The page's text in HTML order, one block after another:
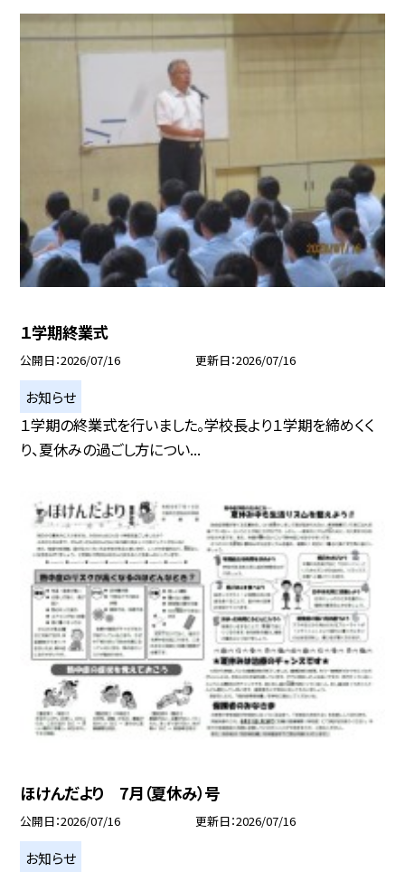
１学期終業式
公開日 2026/07/16 更新日 2026/07/16
お知らせ
１学期の終業式を行いました。学校長より１学期を締めくく
り、夏休みの過ごし方につい...
ほけんだより 7月（夏休み）号
公開日 2026/07/16 更新日 2026/07/16
お知らせ